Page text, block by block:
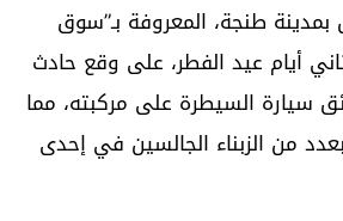
9 أبريل بمدينة طنجة، المعروفة بـ”سوق
ثاني أيام عيد الفطر، على وقع حادث
سيارة السيطرة على مركبته، مما
من الزبناء الجالسين في إحدى